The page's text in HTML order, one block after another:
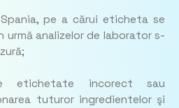
pe a cărui eticheta se
urmă analizelor de laborator s-
etichetate incorect sau
tuturor ingredientelor şi